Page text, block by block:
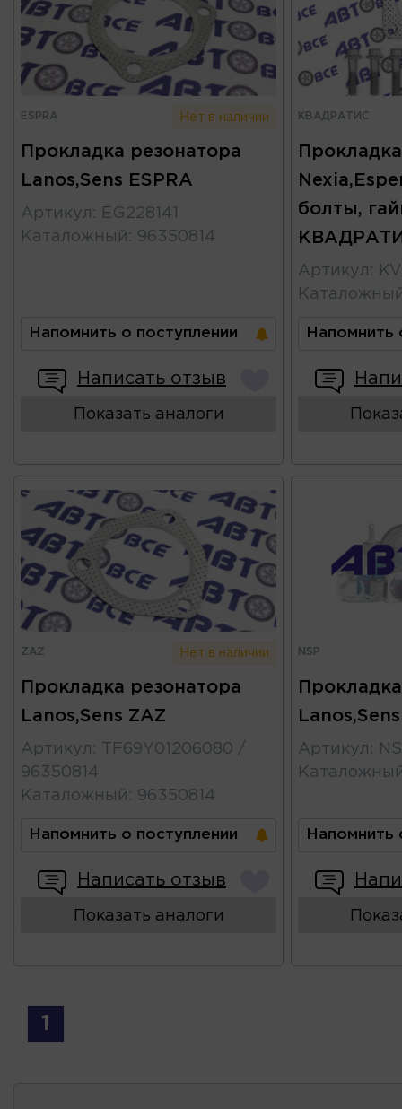
ESPRA Нет в наличии
Прокладка резонатора
Lanos,Sens ESPRA
Артикул :
EG228141
Каталожный : 96350814
Напомнить о поступлении
Написать отзыв
Показать аналоги
КВАДРАТИС
болты,
Артикул :
Напомнить
ZAZ Нет в наличии
Прокладка резонатора
Lanos,Sens ZAZ
Артикул :
TF69Y01206080 /
96350814
Каталожный : 96350814
Напомнить о поступлении
Написать отзыв
Показать аналоги
NSP
Артикул :
Напомнить
1